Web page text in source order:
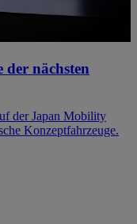
der nächsten
der Japan Mobility
Konzeptfahrzeuge.